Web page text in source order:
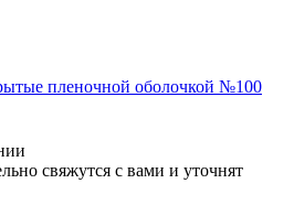
пленочной оболочкой №100
свяжутся с вами и уточнят